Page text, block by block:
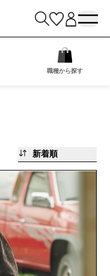
職種から探す
新着順